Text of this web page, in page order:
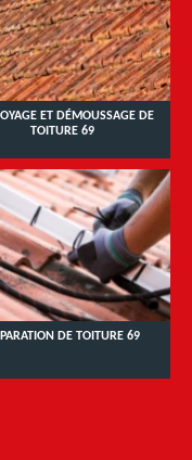
ET DÉMOUSSAGE DE
TOITURE 69
DE TOITURE 69